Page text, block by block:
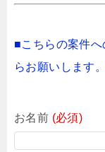
■こちらの案件
らお願いします
お名前 (必須)